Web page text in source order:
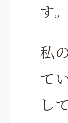
す。
私
て
し